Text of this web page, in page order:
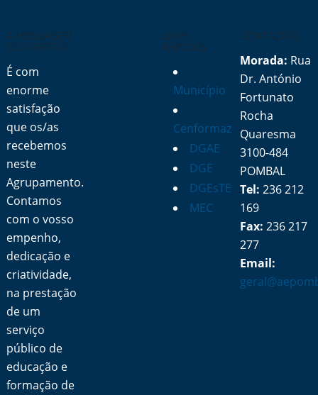
A MENSAGEM
DO DIRETOR
É com
enorme
satisfação
que os/as
recebemos
neste
Agrupamento.
Contamos
com o vosso
empenho,
dedicação e
criatividade,
na prestação
de um
serviço
público de
educação e
formação de
LINKS
RÁPIDOS
Município
Cenformaz
DGAE
DGE
DGEsTE
MEC
CONTACTOS
Morada: Rua
Dr. António
Fortunato
Rocha
Quaresma
3100-484
POMBAL
Tel: 236 212
169
Fax: 236 217
277
Email: